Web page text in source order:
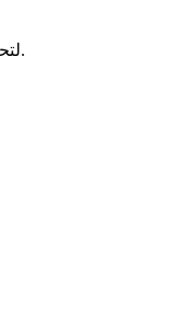
يمكن للعاملين في وزارة الدفاع البريطانية التسجيل في منصة GRMS لتحديد موعد لشحن مقتنياتهم المنزلية إلى مواقع جديدة.